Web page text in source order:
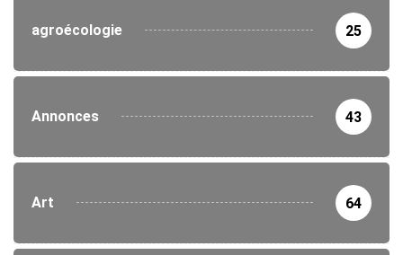
agroécologie 25
Annonces 43
Art 64